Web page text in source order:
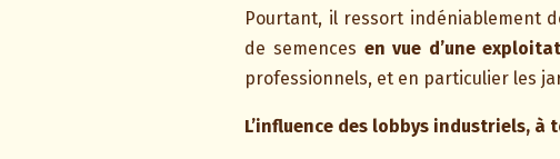
Pourtant, il ressort indéniablement
de semences en vue d’une
professionnels, et en particulier les
L’influence des lobbys industriels,